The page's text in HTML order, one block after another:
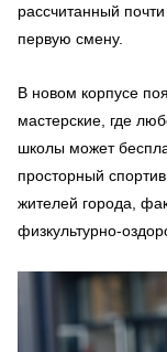
рассчитанный
первую смену.
В новом корпусе
мастерские, где
школы может
просторный
жителей города,
физкультурно-